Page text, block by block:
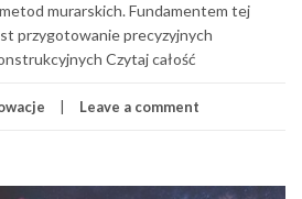
murarskich. Fundamentem tej
przygotowanie precyzyjnych
Czytaj całość
Leave a comment